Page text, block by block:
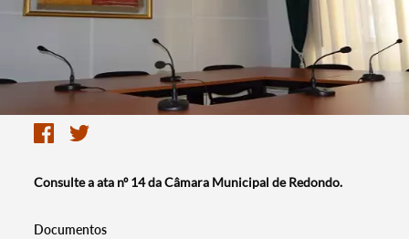
Consulte a ata nº 14 da Câmara Municipal de Redondo.
Documentos